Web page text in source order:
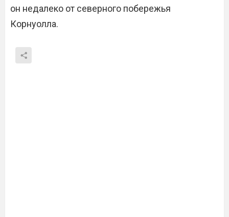
он недалеко от северного побережья
Корнуолла.